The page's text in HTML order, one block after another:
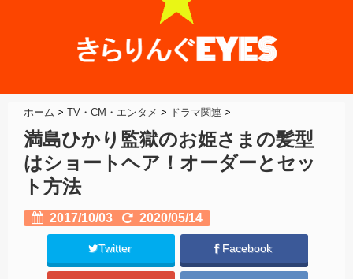
ホーム > TV・CM・エンタメ > ドラマ関連 >
満島ひかり監獄のお姫さまの髪型
はショートヘア！オーダーとセッ
ト方法
2017/10/03 2020/05/14
Twitter Facebook